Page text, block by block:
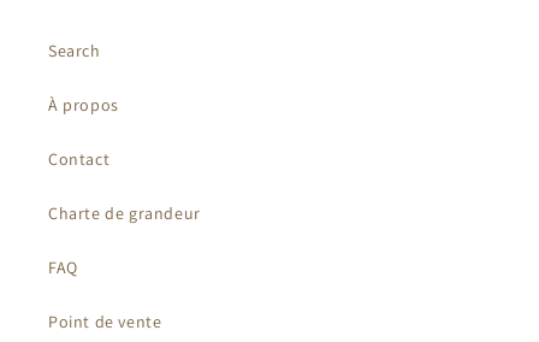
Search
À propos
Contact
Charte de grandeur
FAQ
Point de vente